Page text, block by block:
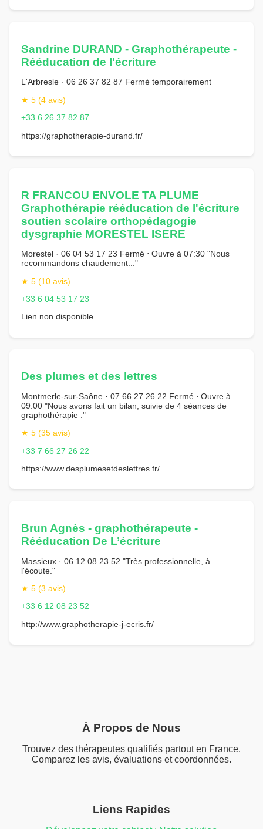
Sandrine DURAND - Graphothérapeute -
Rééducation de l'écriture
L'Arbresle · 06 26 37 82 87 Fermé temporairement
★ 5 (4 avis)
+33 6 26 37 82 87
https://graphotherapie-durand.fr/
R FRANCOU ENVOLE TA PLUME
Graphothérapie rééducation de l'écriture
soutien scolaire orthopédagogie
dysgraphie MORESTEL ISERE
Morestel · 06 04 53 17 23 Fermé ⋅ Ouvre à 07:30 "Nous
recommandons chaudement..."
★ 5 (10 avis)
+33 6 04 53 17 23
Lien non disponible
Des plumes et des lettres
Montmerle-sur-Saône · 07 66 27 26 22 Fermé ⋅ Ouvre à
09:00 "Nous avons fait un bilan, suivie de 4 séances de
graphothérapie ."
★ 5 (35 avis)
+33 7 66 27 26 22
https://www.desplumesetdeslettres.fr/
Brun Agnès - graphothérapeute -
Rééducation De L’écriture
Massieux · 06 12 08 23 52 "Très professionnelle, à
l'écoute."
★ 5 (3 avis)
+33 6 12 08 23 52
http://www.graphotherapie-j-ecris.fr/
À Propos de Nous
Trouvez des thérapeutes qualifiés partout en France.
Comparez les avis, évaluations et coordonnées.
Liens Rapides